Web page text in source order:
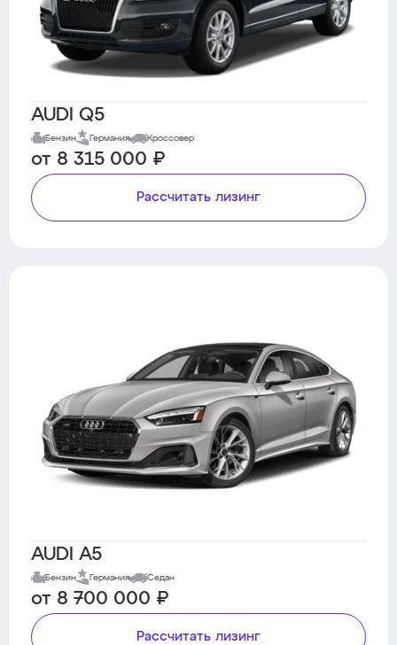
AUDI Q5
Бензин Германия Кроссовер
от 8 315 000 ₽
Рассчитать лизинг
AUDI A5
Бензин Германия Седан
от 8 700 000 ₽
Рассчитать лизинг